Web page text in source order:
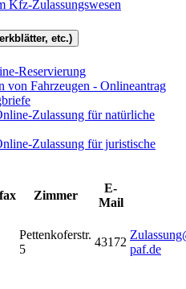
Kfz-Zulassungswesen
etc.)
Reservierung
von Fahrzeugen - Onlineantrag
Zulassung für natürliche
Zulassung für juristische
Zimmer
E-
Mail
Pettenkoferstr.
5
43172
paf.de